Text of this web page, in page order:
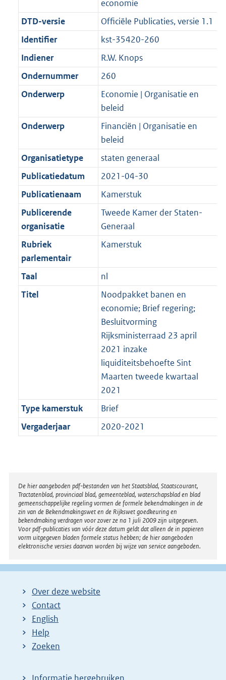
economie
DTD-versie
Officiële Publicaties, versie 1.1
Identifier
kst-35420-260
Indiener
R.W. Knops
Ondernummer
260
Onderwerp
Economie | Organisatie en
beleid
Onderwerp
Financiën | Organisatie en
beleid
Organisatietype
staten generaal
Publicatiedatum
2021-04-30
Publicatienaam
Kamerstuk
Publicerende
organisatie
Tweede Kamer der Staten-
Generaal
Rubriek
parlementair
Kamerstuk
Taal
nl
Titel
Noodpakket banen en
economie; Brief regering;
Besluitvorming
Rijksministerraad 23 april
2021 inzake
liquiditeitsbehoefte Sint
Maarten tweede kwartaal
2021
Type kamerstuk
Brief
Vergaderjaar
2020-2021
Disclaimer
De hier aangeboden pdf-bestanden van het Staatsblad, Staatscourant,
Tractatenblad, provinciaal blad, gemeenteblad, waterschapsblad en blad
gemeenschappelijke regeling vormen de formele bekendmakingen in de
zin van de Bekendmakingswet en de Rijkswet goedkeuring en
bekendmaking verdragen voor zover ze na 1 juli 2009 zijn uitgegeven.
Voor pdf-publicaties van vóór deze datum geldt dat alleen de in papieren
vorm uitgegeven bladen formele status hebben; de hier aangeboden
elektronische versies daarvan worden bij wijze van service aangeboden.
Over deze website
Contact
English
Help
Zoeken
Informatie hergebruiken